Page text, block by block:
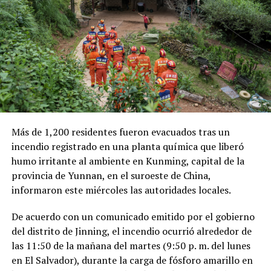
millones de dólares para Pemex al cierre del segundo
trimestre, cifra que representa un incremento del 20 %
en comparación con el mismo período de 2025.
Como antecedente, recordaron que una toma
clandestina en un ducto de Pemex provocó una
explosión en 2019, en el estado de Hidalgo, dejando un
saldo de 137 personas fallecidas.
Comparte esto:
Facebook X
Más de 1,200 residentes fueron evacuados tras un
incendio registrado en una planta química que liberó
humo irritante al ambiente en Kunming, capital de la
provincia de Yunnan, en el suroeste de China,
informaron este miércoles las autoridades locales.
De acuerdo con un comunicado emitido por el gobierno
del distrito de Jinning, el incendio ocurrió alrededor de
las 11:50 de la mañana del martes (9:50 p. m. del lunes
en El Salvador), durante la carga de fósforo amarillo en